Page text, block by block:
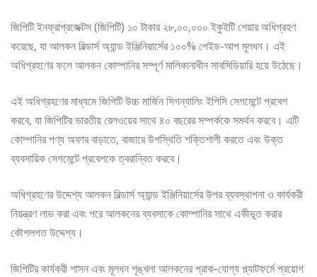
জিপিটি ইনফ্রাপ্রজেক্টস (জিপিটি) ১০ টাকার ২৮,০০,০০০ ইকুইটি শেয়ার অধিগ্রহণ
করেছে, যা আলকন বিল্ডার্স অ্যান্ড ইঞ্জিনিয়ার্সের ১০০% পেইড-আপ মূলধন। এই
অধিগ্রহণের ফলে আলকন কোম্পানির সম্পূর্ণ মালিকানাধীন সাবসিডিয়ারি হয়ে উঠেছে।
এই অধিগ্রহণের মাধ্যমে জিপিটি উচ্চ মার্জিন সিগন্যালিং ইপিসি সেগমেন্টে প্রবেশ
করবে, যা জিপিটির ভারতীয় রেলওয়ের সাথে ৪০ বছরের সম্পর্ককে সমর্থন করবে। এটি
কোম্পানির পণ্য অফার বাড়াতে, বাজারে উপস্থিতি শক্তিশালী করতে এবং উক্ত
ব্যবসায়িক সেগমেন্টে প্রবেশকে ত্বরান্বিত করবে।
অধিগ্রহণের উদ্দেশ্য আলকন বিল্ডার্স অ্যান্ড ইঞ্জিনিয়ার্সের উপর ব্যবস্থাপনা ও কার্যকরী
নিয়ন্ত্রণ লাভ করা এবং পরে আলকনের ব্যবসাকে কোম্পানির সাথে একীভূত করার
কৌশলগত উদ্দেশ্য।
জিপিটির কার্যকরী শাসন এবং মূলধন শৃঙ্খলা আলকনের প্রাক-যোগ্য প্ল্যাটফর্মে প্রয়োগ